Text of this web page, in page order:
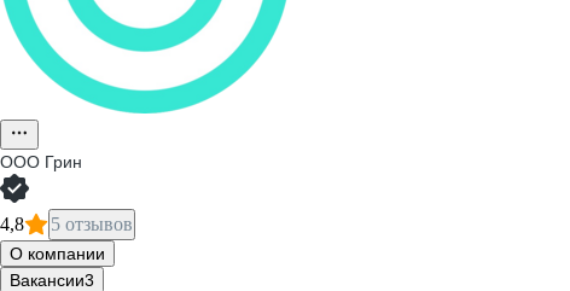
ООО Грин
4,8 5 отзывов
О компании
Вакансии3